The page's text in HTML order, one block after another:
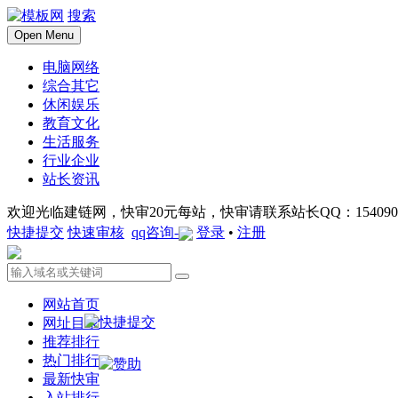
搜索
Open Menu
电脑网络
综合其它
休闲娱乐
教育文化
生活服务
行业企业
站长资讯
欢迎光临建链网，快审20元每站，快审请联系站长QQ：
快捷提交 快速审核 qq咨询- 登录 • 注册
网站首页
网址目录
推荐排行
热门排行
最新快审